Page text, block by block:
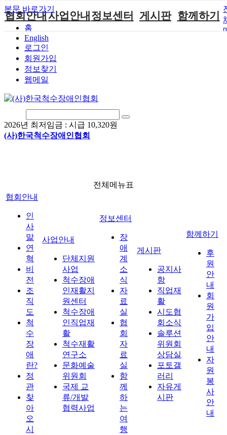
본문 바로가기
홈
English
로그인
회원가입
정보찾기
웹메일
2026년 최저임금 : 시급 10,320원
(사)한국척수장애인협회
협회안내
인사말
연혁
비전
조직도
척수장애란?
찾아오시는길
사업안내
단체지원사업
척수장애인재
활지원센터
척수장애인직
문화예술위원
회
정보센터 게시판 함께하기
전체메뉴표
협회안내
인
사
말
연
혁
비
전
조
직
도
척
수
장
애
란?
정
관
찾
아
오
시
사업안내
단체지원
사업
척수장애
인재활지
원센터
척수장애
인직업재
활
척수재활
연구소
문화예술
위원회
국제 교
류/개발
협력사업
정보센터
장
애
계
소
식
자
료
실
협
회
자
료
실
함
께
하
는
여
행
게시판
공지사
항
직업재
활
시도협
회소식
솔루션
위원회
상담실
포토갤
러리
자유게
시판
함께하기
후
원
안
내
회
원
가
입
안
내
자
원
봉
사
안
내